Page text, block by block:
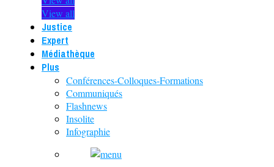
View all
Justice
Expert
Médiathèque
Plus
Conférences-Colloques-Formations
Communiqués
Flashnews
Insolite
Infographie